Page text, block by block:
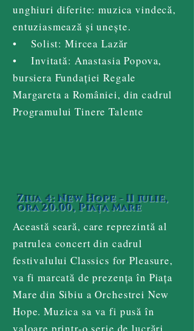
unghiuri diferite: muzica vindecă,
entuziasmează și unește.
• Solist: Mircea Lazăr
• Invitată: Anastasia Popova,
bursiera Fundației Regale
Margareta a României, din cadrul
Programului Tinere Talente
Ziua 4: New Hope - 11 iulie,
ora 20.00, Piața Mare
Această seară, care reprezintă al
patrulea concert din cadrul
festivalului Classics for Pleasure,
va fi marcată de prezența în Piața
Mare din Sibiu a Orchestrei New
Hope. Muzica sa va fi pusă în
valoare printr-o serie de lucrări